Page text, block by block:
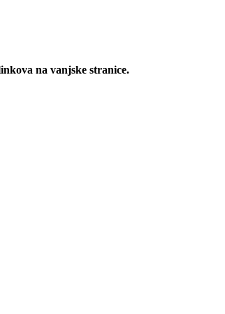
na vanjske stranice.